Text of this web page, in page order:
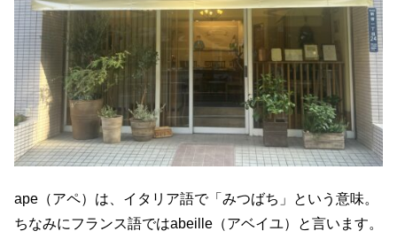
ape（アペ）は、イタリア語で「みつばち」という意味。
ちなみにフランス語ではabeille（アベイユ）と言います。